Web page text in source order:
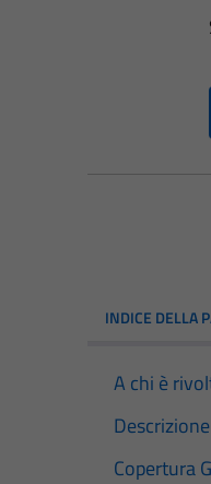
INDICE DELLA
A chi è
Descrizione
Copertura